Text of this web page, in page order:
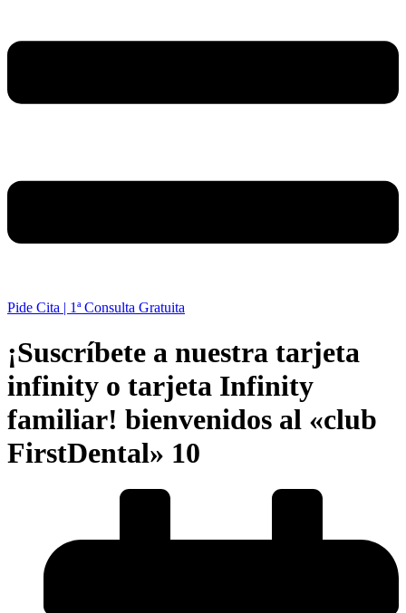
Pide Cita | 1ª Consulta Gratuita
¡Suscríbete a nuestra tarjeta
infinity o tarjeta Infinity
familiar! bienvenidos al «club
FirstDental» 10